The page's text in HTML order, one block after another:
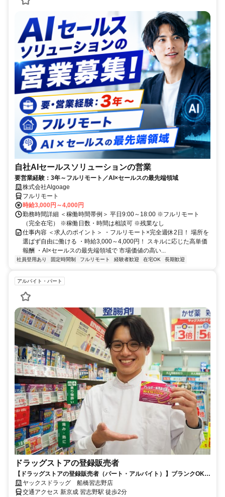
自社AIセールスソリューションの営業
要営業経験：3年～フルリモート／AI×セールスの最先端領域
株式会社Algoage
フルリモート
時給3,000円～4,000円
勤務時間詳細 ＜稼働時間帯例＞ 平日9:00～18:00 ※フルリモート
（完全在宅） ※稼働日数・時間は相談可 ※残業なし
仕事内容 ＜求人のポイント＞ ・フルリモート×完全週休2日！ 場所を
選ばず自由に働ける ・時給3,000～4,000円！ スキルに応じた高単価
報酬 ・AI×セールスの最先端領域で 市場価値の高い...
社員登用あり 固定時間制 フルリモート 経験者歓迎 在宅OK 長期歓迎
アルバイト・パート
ドラッグストアの登録販売者
【ドラッグストアの登録販売者（パート・アルバイト）】ブランクOK！
ヤックスドラッグ 船橋習志野店！
ヤックスドラッグ 船橋習志野店
交通アクセス 新京成 習志野駅 徒歩2分